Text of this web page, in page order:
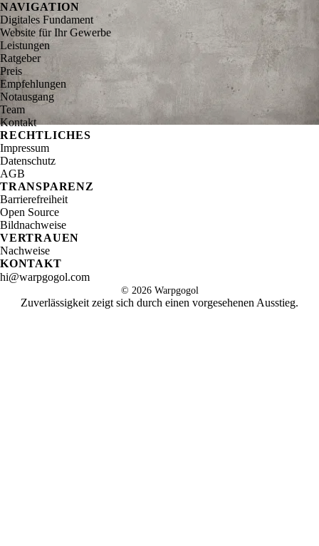
NAVIGATION
Digitales Fundament
Website für Ihr Gewerbe
Leistungen
Ratgeber
Preis
Empfehlungen
Notausgang
Team
Kontakt
RECHTLICHES
Impressum
Datenschutz
AGB
TRANSPARENZ
Barrierefreiheit
Open Source
Bildnachweise
VERTRAUEN
Nachweise
KONTAKT
hi@warpgogol.com
© 2026 Warpgogol
Zuverlässigkeit zeigt sich durch einen vorgesehenen Ausstieg.